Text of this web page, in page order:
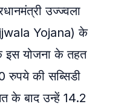
उज्ज्वला
Yojana) के
इस योजना के तहत
रुपये की सब्सिडी
के बाद उन्हें 14.2